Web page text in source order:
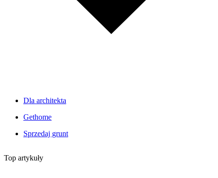
Dla architekta
Gethome
Sprzedaj grunt
Top artykuły